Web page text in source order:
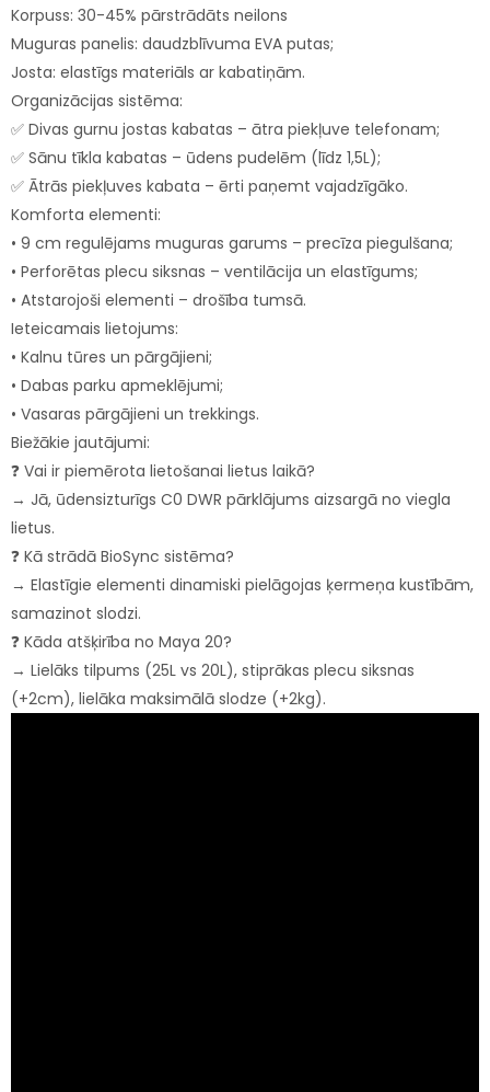
Korpuss: 30-45% pārstrādāts neilons
Muguras panelis: daudzblīvuma EVA putas;
Josta: elastīgs materiāls ar kabatiņām.
Organizācijas sistēma:
✅ Divas gurnu jostas kabatas – ātra piekļuve telefonam;
✅ Sānu tīkla kabatas – ūdens pudelēm (līdz 1,5L);
✅ Ātrās piekļuves kabata – ērti paņemt vajadzīgāko.
Komforta elementi:
• 9 cm regulējams muguras garums – precīza piegulšana;
• Perforētas plecu siksnas – ventilācija un elastīgums;
• Atstarojoši elementi – drošība tumsā.
Ieteicamais lietojums:
• Kalnu tūres un pārgājieni;
• Dabas parku apmeklējumi;
• Vasaras pārgājieni un trekkings.
Biežākie jautājumi:
❓ Vai ir piemērota lietošanai lietus laikā?
→ Jā, ūdensizturīgs C0 DWR pārklājums aizsargā no viegla
lietus.
❓ Kā strādā BioSync sistēma?
→ Elastīgie elementi dinamiski pielāgojas ķermeņa kustībām,
samazinot slodzi.
❓ Kāda atšķirība no Maya 20?
→ Lielāks tilpums (25L vs 20L), stiprākas plecu siksnas
(+2cm), lielāka maksimālā slodze (+2kg).